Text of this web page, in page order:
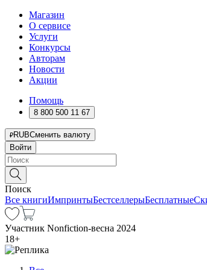
Магазин
О сервисе
Услуги
Конкурсы
Авторам
Новости
Акции
Помощь
8 800 500 11 67
RUBСменить валюту
Войти
Поиск
Все книгиИмпринтыБестселлерыБесплатные
Участник Nonfiction-весна 2024
18+